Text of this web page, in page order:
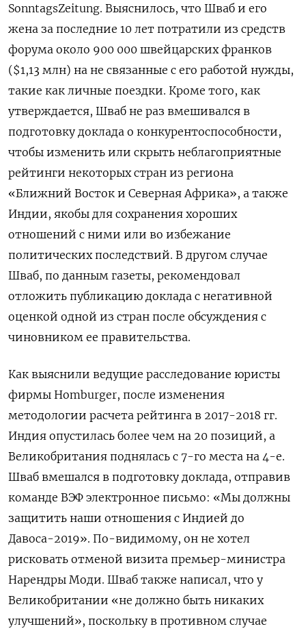
SonntagsZeitung. Выяснилось, что Шваб и его
жена за последние 10 лет потратили из средств
форума около 900 000 швейцарских франков
($1,13 млн) на не связанные с его работой нужды,
такие как личные поездки. Кроме того, как
утверждается, Шваб не раз вмешивался в
подготовку доклада о конкурентоспособности,
чтобы изменить или скрыть неблагоприятные
рейтинги некоторых стран из региона
«Ближний Восток и Северная Африка», а также
Индии, якобы для сохранения хороших
отношений с ними или во избежание
политических последствий. В другом случае
Шваб, по данным газеты, рекомендовал
отложить публикацию доклада с негативной
оценкой одной из стран после обсуждения с
чиновником ее правительства.
Как выяснили ведущие расследование юристы
фирмы Homburger, после изменения
методологии расчета рейтинга в 2017-2018 гг.
Индия опустилась более чем на 20 позиций, а
Великобритания поднялась с 7-го места на 4-е.
Шваб вмешался в подготовку доклада, отправив
команде ВЭФ электронное письмо: «Мы должны
защитить наши отношения с Индией до
Давоса-2019». По-видимому, он не хотел
рисковать отменой визита премьер-министра
Нарендры Моди. Шваб также написал, что у
Великобритании «не должно быть никаких
улучшений», поскольку в противном случае